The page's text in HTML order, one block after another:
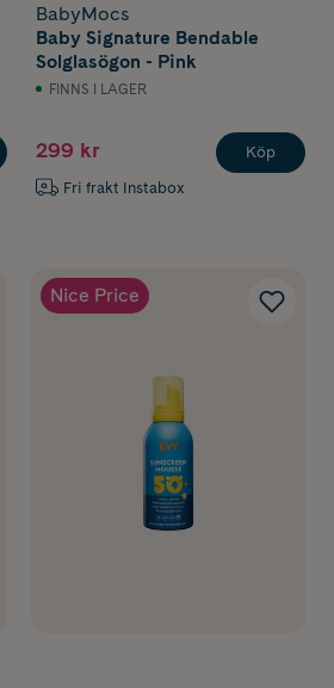
BabyMocs
Baby Signature Bendable
Solglasögon - Pink
FINNS I LAGER
299 kr
Fri frakt Instabox
Köp
Nice Price